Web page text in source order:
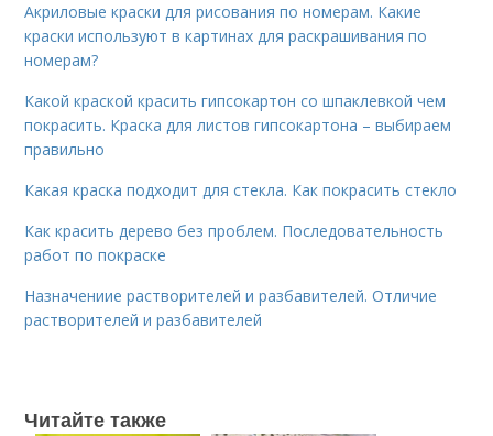
Акриловые краски для рисования по номерам. Какие
краски используют в картинах для раскрашивания по
номерам?
Какой краской красить гипсокартон со шпаклевкой чем
покрасить. Краска для листов гипсокартона – выбираем
правильно
Какая краска подходит для стекла. Как покрасить стекло
Как красить дерево без проблем. Последовательность
работ по покраске
Назначениие растворителей и разбавителей. Отличие
растворителей и разбавителей
Читайте также